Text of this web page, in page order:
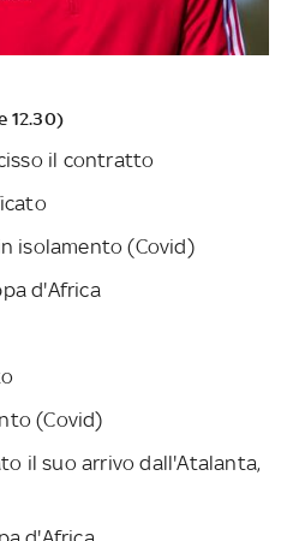
12.30)
il contratto
isolamento (Covid)
d'Africa
(Covid)
il suo arrivo dall'Atalanta,